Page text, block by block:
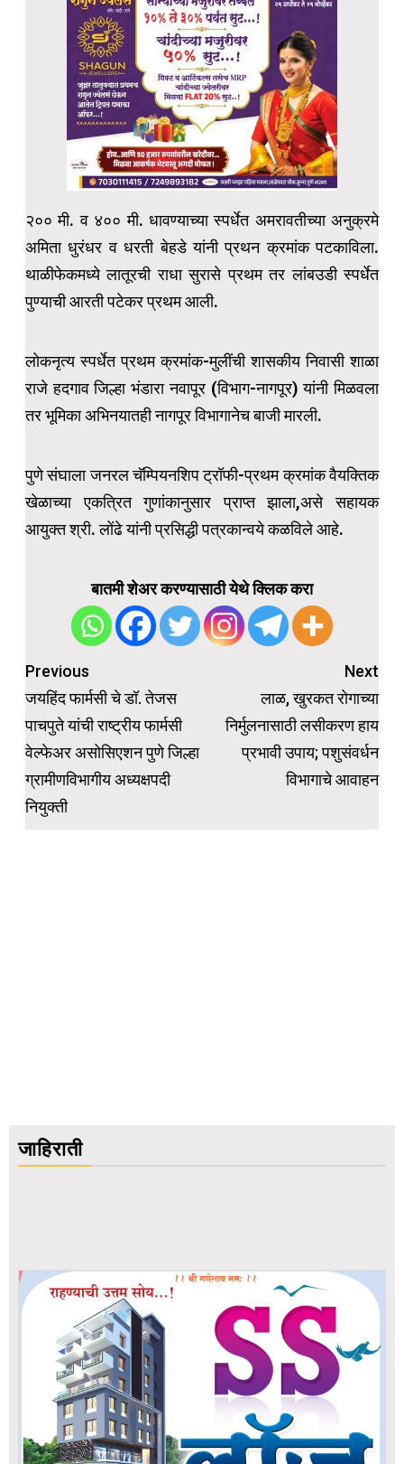
२०० मी. व ४०० मी. धावण्याच्या स्पर्धेत अमरावतीच्या अनुक्रमे
अमिता धुरंधर व धरती बेहडे यांनी प्रथन क्रमांक पटकाविला.
थाळीफेकमध्ये लातूरची राधा सुरासे प्रथम तर लांबउडी स्पर्धेत
पुण्याची आरती पटेकर प्रथम आली.
लोकनृत्य स्पर्धेत प्रथम क्रमांक-मुलींची शासकीय निवासी शाळा
राजे हदगाव जिल्हा भंडारा नवापूर (विभाग-नागपूर) यांनी मिळवला
तर भूमिका अभिनयातही नागपूर विभागानेच बाजी मारली.
पुणे संघाला जनरल चॅम्पियनशिप ट्रॉफी-प्रथम क्रमांक वैयक्तिक
खेळाच्या एकत्रित गुणांकानुसार प्राप्त झाला,असे सहायक
आयुक्त श्री. लोंढे यांनी प्रसिद्धी पत्रकान्वये कळविले आहे.
बातमी शेअर करण्यासाठी येथे क्लिक करा
Post
navigation
Previous
जयहिंद फार्मसी चे डॉ. तेजस
पाचपुते यांची राष्ट्रीय फार्मसी
वेल्फेअर असोसिएशन पुणे जिल्हा
ग्रामीणविभागीय अध्यक्षपदी
नियुक्ती
Next
लाळ, खुरकत रोगाच्या
निर्मुलनासाठी लसीकरण हाय
प्रभावी उपाय; पशुसंवर्धन
विभागाचे आवाहन
जाहिराती